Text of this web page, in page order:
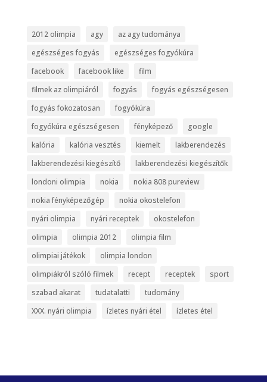
2012 olimpia agy
az agy tudománya
egészséges fogyás
egészséges fogyókúra
facebook
facebook like
film
filmek az olimpiáról
fogyás
fogyás egészségesen
fogyás fokozatosan
fogyókúra
fogyókúra egészségesen
fényképező
google
kalória
kalória vesztés kiemelt
lakberendezés
lakberendezési kiegészítő
lakberendezési kiegészítők
londoni olimpia
nokia
nokia 808 pureview
nokia fényképezőgép
nokia okostelefon
nyári olimpia
nyári receptek
okostelefon
olimpia
olimpia 2012
olimpia film
olimpiai játékok
olimpia london
olimpiákról szóló filmek
recept receptek
sport
szabad akarat
tudatalatti
tudomány
XXX. nyári olimpia
ízletes nyári étel ízletes étel